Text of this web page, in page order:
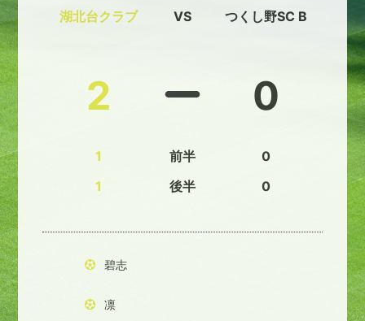
湖北台クラブ
2
1
1
VS
前半
後半
つくし野SC B
0
0
0
碧志
凛